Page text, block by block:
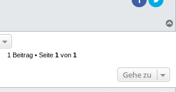
1 Beitrag • Seite 1 von 1
Gehe zu